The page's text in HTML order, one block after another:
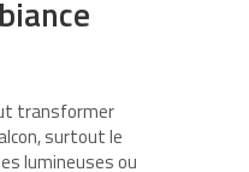
transformer
surtout le
lumineuses ou